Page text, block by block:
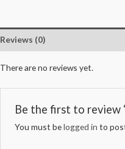
Reviews (0)
There are no reviews yet.
Be the first to review
You must belogged in to